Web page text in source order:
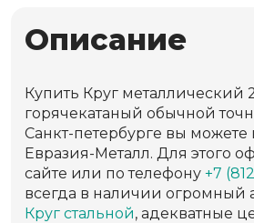
Описание
Купить Круг металлический
горячекатаный обычной
Санкт-петербурге вы
Евразия-Металл. Для этого
сайте или по телефону +7
всегда в наличии огромный
Круг стальной, адекватные